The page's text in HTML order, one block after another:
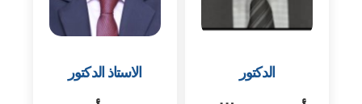
الدكتور الاستاذ الدكتور